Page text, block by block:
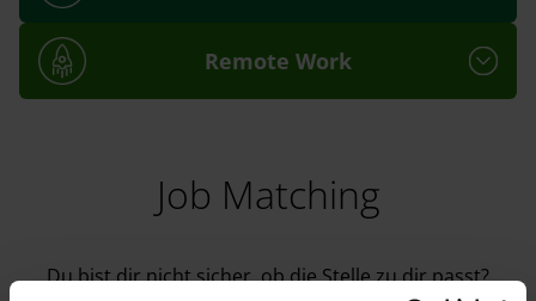
Remote Work
Job Matching
Du bist dir nicht sicher, ob die Stelle zu dir passt?